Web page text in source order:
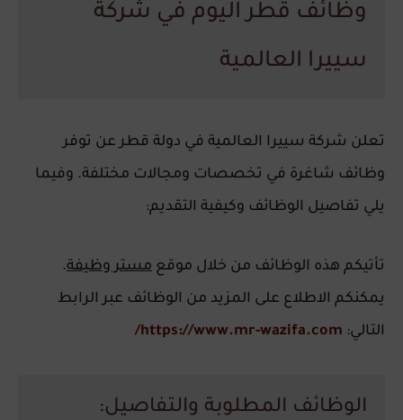
وظائف قطر اليوم في شركة
سييرا العالمية
تعلن شركة سييرا العالمية في دولة قطر عن توفر
وظائف شاغرة في تخصصات ومجالات مختلفة. وفيما
يلي تفاصيل الوظائف وكيفية التقديم:
تأتيكم هذه الوظائف من خلال موقع مستر وظيفة.
يمكنكم الاطلاع على المزيد من الوظائف عبر الرابط
التالي: https://www.mr-wazifa.com/
الوظائف المطلوبة والتفاصيل: